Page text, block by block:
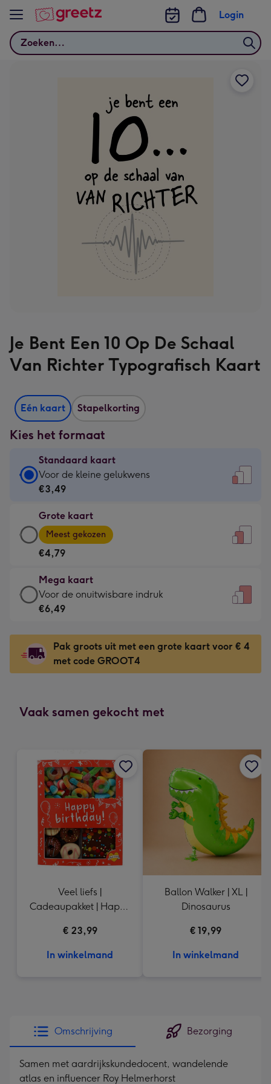
Bekijk meer
Zoeken
Login
Je Bent Een 10 Op De Schaal
Van Richter Typografisch Kaart
Eén kaart Stapelkorting
Kies het formaat
Standaard kaart
Standaard
kaart
€3,49
-
Voor
kleine
gelukwens
-
120
x
160
mm
Voor de kleine gelukwens
€3,49
Grote kaart
Grote
kaart
-
€4,79
-
Meest
gekozen
Dimensions:
167
x
Meest gekozen
€4,79
Mega kaart
Mega
kaart
€6,49
-
Voor
indruk
x
333
mm
Voor de onuitwisbare indruk
€6,49
Pak groots uit met een grote kaart voor € 4
met code GROOT4
Vaak samen gekocht met
Veel liefs |
Cadeaupakket | Happy
€ 23,99
In winkelmand
Ballon Walker | XL |
Dinosaurus
€ 19,99
In winkelmand
Omschrijving Bezorging
Samen met aardrijkskundedocent, wandelende
atlas en influencer Roy Helmerhorst